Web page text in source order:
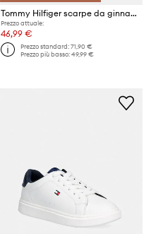
Tommy Hilfiger scarpe da ginnastica per bambini
Prezzo attuale:
46,99 €
Prezzo standard:71,90 €
Prezzo più basso:49,99 €